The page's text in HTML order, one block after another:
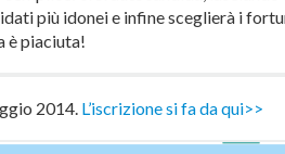
più idonei e infine sceglierà i
è piaciuta!
2014. L’iscrizione si fa da qui>>